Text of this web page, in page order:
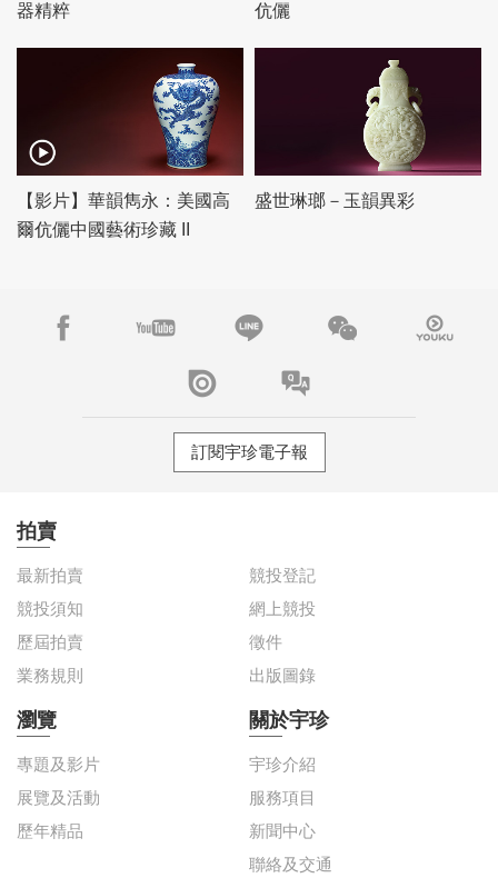
器精粹
伉儷
【影片】華韻雋永：美國高
爾伉儷中國藝術珍藏 II
盛世琳瑯－玉韻異彩
訂閱宇珍電子報
拍賣
最新拍賣
競投登記
競投須知
網上競投
歷屆拍賣
徵件
業務規則
出版圖錄
瀏覽
專題及影片
展覽及活動
歷年精品
關於宇珍
宇珍介紹
服務項目
新聞中心
聯絡及交通